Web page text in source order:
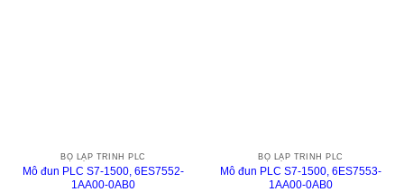
BỘ LẬP TRÌNH PLC
Mô đun PLC S7-1500, 6ES7552-
1AA00-0AB0
BỘ LẬP TRÌNH PLC
Mô đun PLC S7-1500, 6ES7553-
1AA00-0AB0